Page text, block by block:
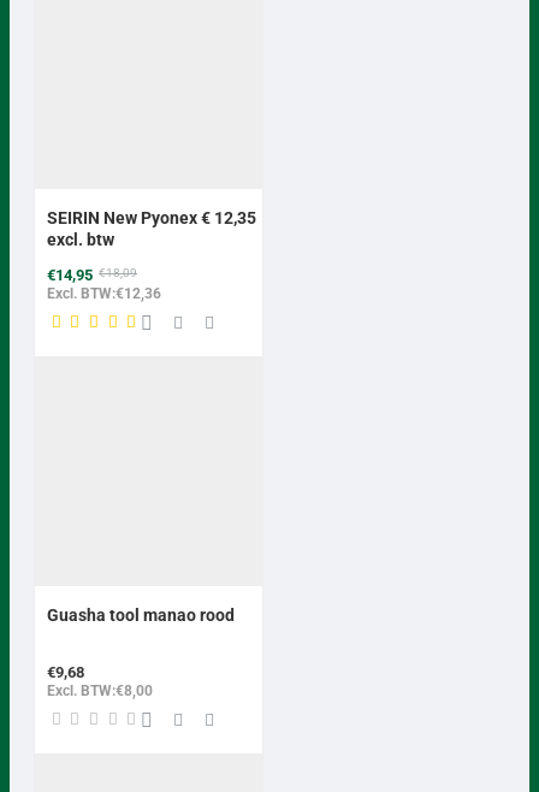
BEST VERKOCHT
SEIRIN New Pyonex € 12,35
excl. btw
€14,95 €18,09
Excl. BTW:€12,36
Guasha tool manao rood
€9,68
Excl. BTW:€8,00